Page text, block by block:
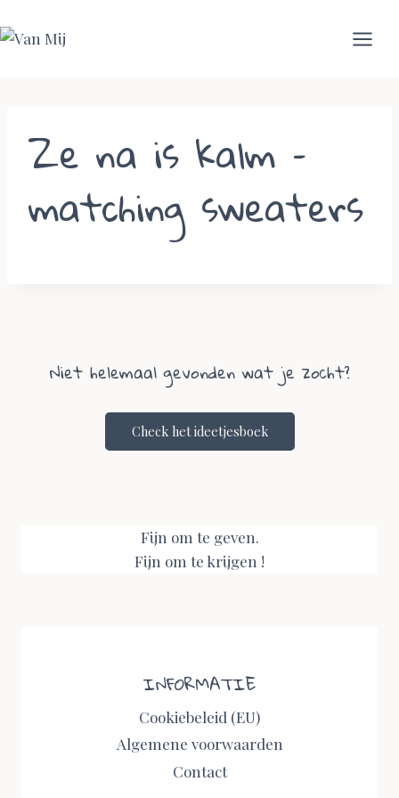
to
Ze na is kalm –
matching sweaters
Niet helemaal gevonden wat je zocht?
Check het ideetjesboek
Fijn om te geven.
Fijn om te krijgen !
INFORMATIE
Cookiebeleid (EU)
Algemene voorwaarden
Contact